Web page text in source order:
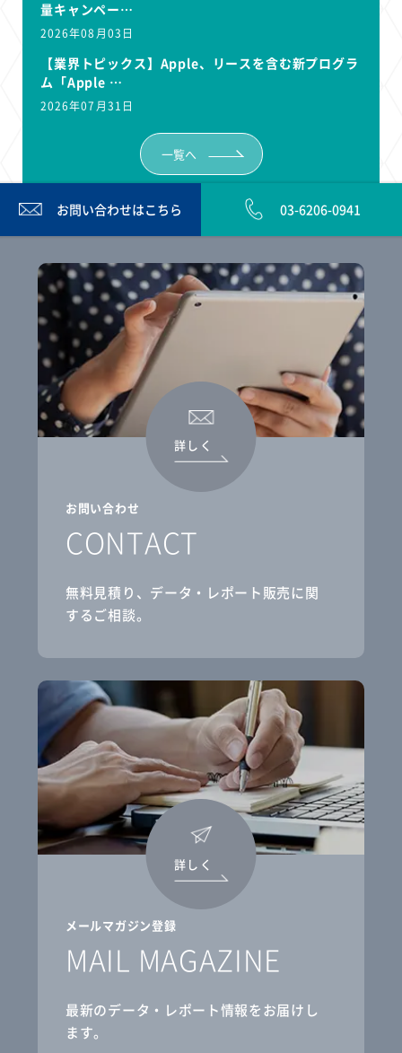
量キャンペー…
2026年08月03日
【業界トピックス】Apple、リースを含む新プログラ
ム「Apple …
2026年07月31日
一覧へ
お問い合わせはこちら 03-6206-0941
お問い合わせ
CONTACT
無料見積り、データ・レポート販売に関
するご相談。
詳しく
メールマガジン登録
MAIL MAGAZINE
最新のデータ・レポート情報をお届けし
ます。
詳しく